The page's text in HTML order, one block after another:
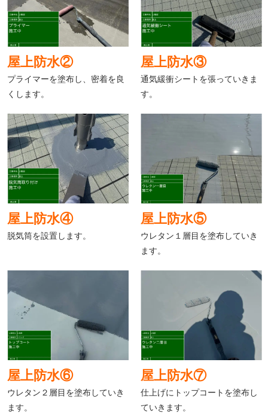
屋上防水②
プライマーを塗布し、密着を良
くします。
屋上防水③
通気緩衝シートを張っていきま
す。
屋上防水④
脱気筒を設置します。
屋上防水⑤
ウレタン１層目を塗布していき
ます。
屋上防水⑥
ウレタン２層目を塗布していき
ます。
屋上防水⑦
仕上げにトップコートを塗布し
ていきます。